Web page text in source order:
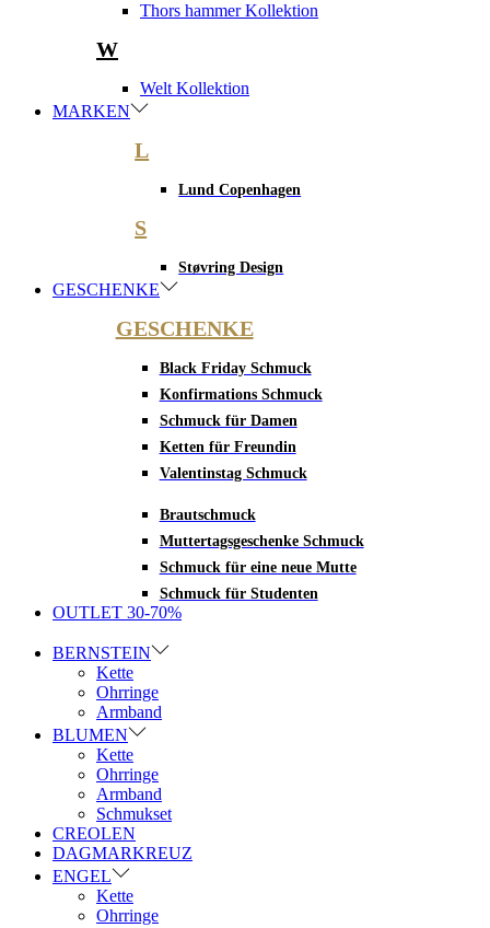
Thors hammer Kollektion
W
Welt Kollektion
MARKEN
L
Lund Copenhagen
S
Støvring Design
GESCHENKE
GESCHENKE
Black Friday Schmuck
Konfirmations Schmuck
Schmuck für Damen
Ketten für Freundin
Valentinstag Schmuck
Brautschmuck
Muttertagsgeschenke Schmuck
Schmuck für eine neue Mutte
Schmuck für Studenten
OUTLET 30-70%
BERNSTEIN
Kette
Ohrringe
Armband
BLUMEN
Kette
Ohrringe
Armband
Schmukset
CREOLEN
DAGMARKREUZ
ENGEL
Kette
Ohrringe